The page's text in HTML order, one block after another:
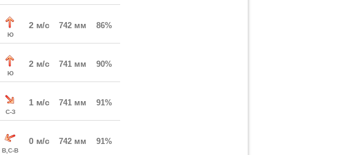
Ю
2 м/с 742 мм 86%
Ю
2 м/с 741 мм 90%
С-З
1 м/с 741 мм 91%
В,С-В
0 м/с 742 мм 91%